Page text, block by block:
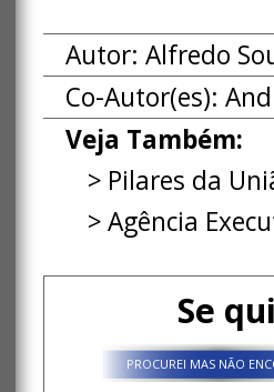
Autor: Alfredo
Co-Autor(es):
Veja Também:
Pilares da
Agência
Se
PROCUREI MAS NÃO